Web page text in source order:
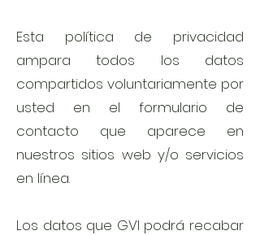
Esta política de privacidad
ampara todos los datos
compartidos voluntariamente por
usted en el formulario de
contacto que aparece en
nuestros sitios web y/o servicios
en línea.
Los datos que GVI podrá recabar